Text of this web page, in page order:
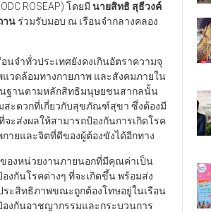
ROSEAP) โดยมี นายสิทธิ สุธีวงค์
าน ร่วมรับมอบ ณ เรือนจำกลางคลอง
นจำทั่วประเทศยังคงเกินอัตราความจุ
วดล้อมทางกายภาพ และสังคมภายใน
นฐานตามหลักสิทธิมนุษยชนสากลนั้น
สะดวกที่เกี่ยวกับสุขภัณฑ์สุขา ซึ่งต้องมี
ะส่งผลให้สามารถป้องกันการเกิดโรค
ายและจิตที่ดีของผู้ต้องขังได้อีกทาง
องหน่วยงานภายนอกที่มีคุณค่าเป็น
งกันโรคต่างๆ ที่จะเกิดขึ้น พร้อมส่ง
ระสิทธิภาพขณะถูกต้องโทษอยู่ในเรือน
งกันอาชญากรรมและกระบวนการ